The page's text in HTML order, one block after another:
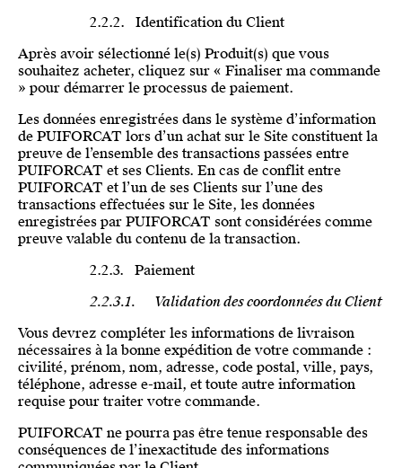
2.2.2. Identification du Client
Après avoir sélectionné le(s) Produit(s) que vous
souhaitez acheter, cliquez sur « Finaliser ma commande
» pour démarrer le processus de paiement.
Les données enregistrées dans le système d’information
de PUIFORCAT lors d’un achat sur le Site constituent la
preuve de l’ensemble des transactions passées entre
PUIFORCAT et ses Clients. En cas de conflit entre
PUIFORCAT et l’un de ses Clients sur l’une des
transactions effectuées sur le Site, les données
enregistrées par PUIFORCAT sont considérées comme
preuve valable du contenu de la transaction.
2.2.3. Paiement
2.2.3.1. Validation des coordonnées du Client
Vous devrez compléter les informations de livraison
nécessaires à la bonne expédition de votre commande :
civilité, prénom, nom, adresse, code postal, ville, pays,
téléphone, adresse e-mail, et toute autre information
requise pour traiter votre commande.
PUIFORCAT ne pourra pas être tenue responsable des
conséquences de l’inexactitude des informations